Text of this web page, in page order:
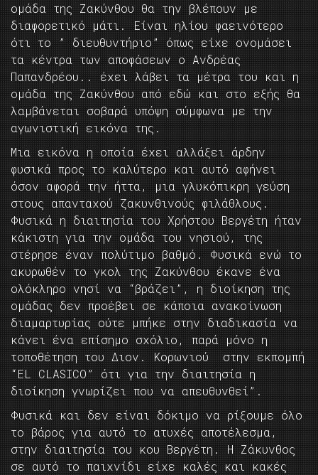
ομάδα της Ζακύνθου θα την βλέπουν με
διαφορετικό μάτι. Είναι ηλίου φαεινότερο
ότι το ” διευθυντήριο” όπως είχε ονομάσει
τα κέντρα των αποφάσεων ο Ανδρέας
Παπανδρέου.. έχει λάβει τα μέτρα του και η
ομάδα της Ζακύνθου από εδώ και στο εξής θα
λαμβάνεται σοβαρά υπόψη σύμφωνα με την
αγωνιστική εικόνα της.
Μια εικόνα η οποία έχει αλλάξει άρδην
φυσικά προς το καλύτερο και αυτό αφήνει
όσον αφορά την ήττα, μια γλυκόπικρη γεύση
στους απανταχού ζακυνθινούς φιλάθλους.
Φυσικά η διαιτησία του Χρήστου Βεργέτη ήταν
κάκιστη για την ομάδα του νησιού, της
στέρησε έναν πολύτιμο βαθμό. Φυσικά ενώ το
ακυρωθέν το γκολ της Ζακύνθου έκανε ένα
ολόκληρο νησί να “βράζει”, η διοίκηση της
ομάδας δεν προέβει σε κάποια ανακοίνωση
διαμαρτυρίας ούτε μπήκε στην διαδικασία να
κάνει ένα επίσημο σχόλιο, παρά μόνο η
τοποθέτηση του Διον. Κορωνιού στην εκπομπή
“EL CLASICO” ότι για την διαιτησία η
διοίκηση γνωρίζει που να απευθυνθεί”.
Φυσικά και δεν είναι δόκιμο να ρίξουμε όλο
το βάρος για αυτό το ατυχές αποτέλεσμα,
στην διαιτησία του κου Βεργέτη. Η Ζάκυνθος
σε αυτό το παιχνίδι είχε καλές και κακές